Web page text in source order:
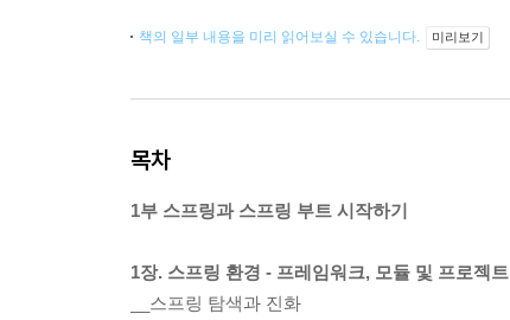
책의 일부 내용을 미리 읽어보실 수 있습니다. 미리보기
목차
1부 스프링과 스프링 부트 시작하기
1장. 스프링 환경 - 프레임워크, 모듈 및 프로젝트
__스프링 탐색과 진화